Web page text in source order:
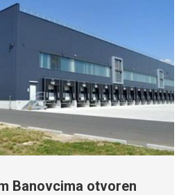
Banovcima otvoren